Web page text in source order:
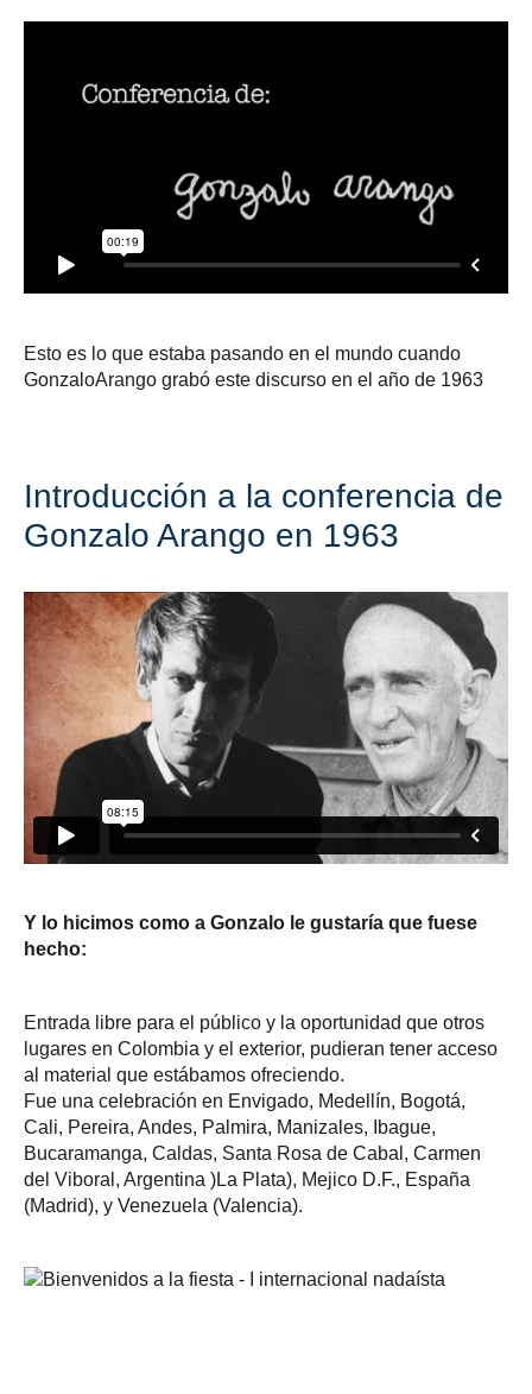
Esto es lo que estaba pasando en el mundo cuando
GonzaloArango grabó este discurso en el año de 1963
Introducción a la conferencia de
Gonzalo Arango en 1963
Y lo hicimos como a Gonzalo le gustaría que fuese
hecho:
Entrada libre para el público y la oportunidad que otros
lugares en Colombia y el exterior, pudieran tener acceso
al material que estábamos ofreciendo.
Fue una celebración en Envigado, Medellín, Bogotá,
Cali, Pereira, Andes, Palmira, Manizales, Ibague,
Bucaramanga, Caldas, Santa Rosa de Cabal, Carmen
del Viboral, Argentina )La Plata), Mejico D.F., España
(Madrid), y Venezuela (Valencia).